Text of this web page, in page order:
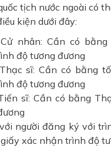
tịch nước ngoài có
kiện dưới đây:
nhân: Cần có
độ tương đương
sĩ: Cần có bằng
độ tương đương
sĩ: Cần có bằng
người đăng ký với
xác nhận trình độ